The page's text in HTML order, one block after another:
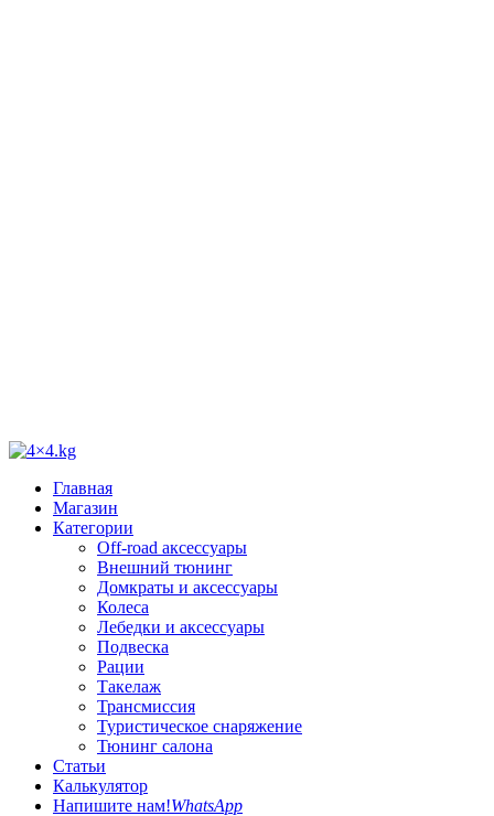
Главная
Магазин
Категории
Off-road аксессуары
Внешний тюнинг
Домкраты и аксессуары
Колеса
Лебедки и аксессуары
Подвеска
Рации
Такелаж
Трансмиссия
Туристическое снаряжение
Тюнинг салона
Статьи
Калькулятор
Напишите нам!WhatsApp